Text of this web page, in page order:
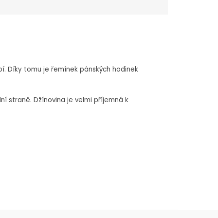
Díky tomu je řemínek pánských hodinek
straně. Džínovina je velmi příjemná k